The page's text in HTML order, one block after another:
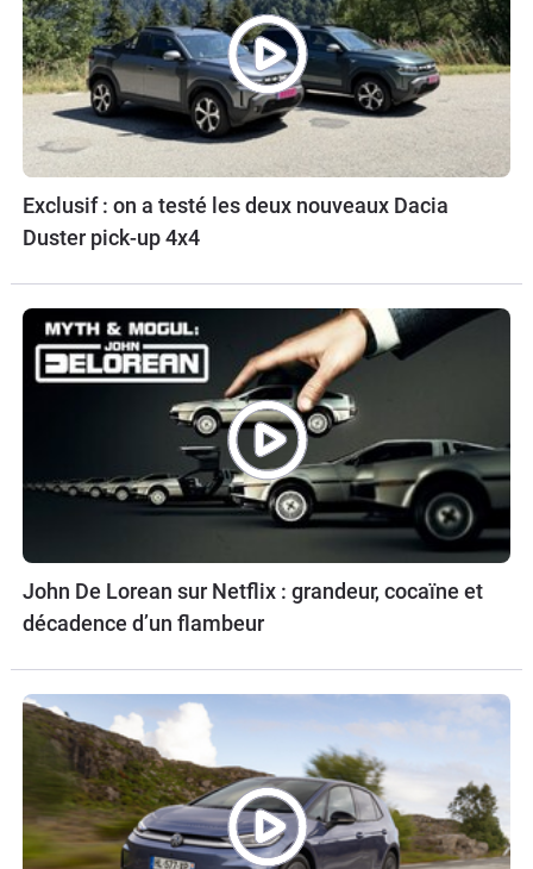
Exclusif : on a testé les deux nouveaux Dacia
Duster pick-up 4x4
John De Lorean sur Netflix : grandeur, cocaïne et
décadence d’un flambeur